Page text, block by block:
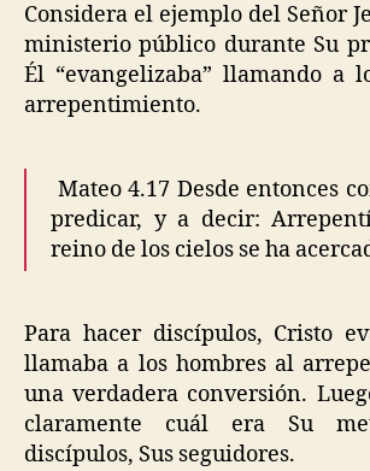
Considera el ejemplo del Señor
ministerio público durante Su
Él “evangelizaba” llamando a
arrepentimiento.
Mateo 4.17 Desde entonces
predicar, y a decir:
reino de los cielos se ha
Para hacer discípulos, Cristo
llamaba a los hombres al
una verdadera conversión.
claramente cuál era Su
discípulos, Sus seguidores.